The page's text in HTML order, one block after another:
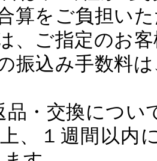
算をご負担い
、ご指定のお
振込み手数料
品・交換につい
上、１週間以